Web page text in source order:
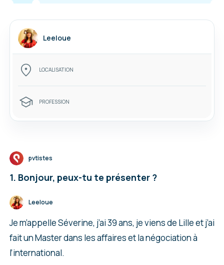
Leeloue
LOCALISATION
PROFESSION
pvtistes
1. Bonjour, peux-tu te présenter ?
Leeloue
Je m’appelle Séverine, j’ai 39 ans, je viens de Lille et j’ai
fait un Master dans les affaires et la négociation à
l’international.